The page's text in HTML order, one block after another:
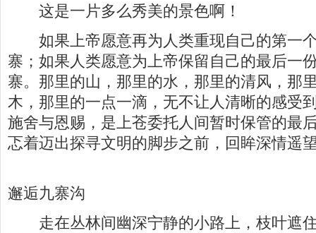
这是一片多么秀美的景色啊！
如果上帝愿意再为人类重现自己的第一
寨；如果人类愿意为上帝保留自己的最后一
寨。那里的山，那里的水，那里的清风，那
木，那里的一点一滴，无不让人清晰的感受
施舍与恩赐，是上苍委托人间暂时保管的最
忑着迈出探寻文明的脚步之前，回眸深情遥
邂逅九寨沟
走在丛林间幽深宁静的小路上，枝叶遮